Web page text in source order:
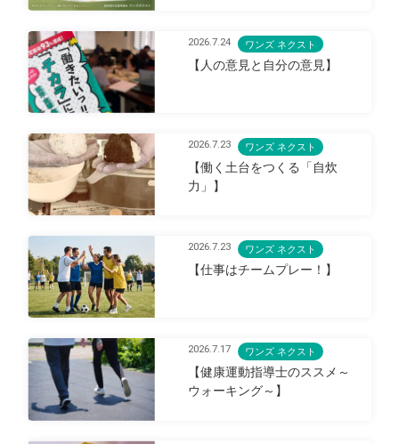
2026.7.24 ワンズ ネクスト
【人の意見と自分の意見】
2026.7.23 ワンズ ネクスト
【働く土台をつくる「自炊
力」】
2026.7.23 ワンズ ネクスト
【仕事はチームプレー！】
2026.7.17 ワンズ ネクスト
【健康運動指導士のススメ～
ウォーキング～】